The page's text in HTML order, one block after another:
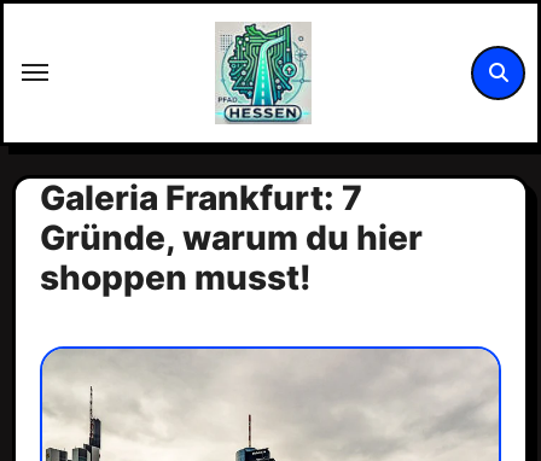
springen
Galeria Frankfurt: 7
Gründe, warum du hier
shoppen musst!